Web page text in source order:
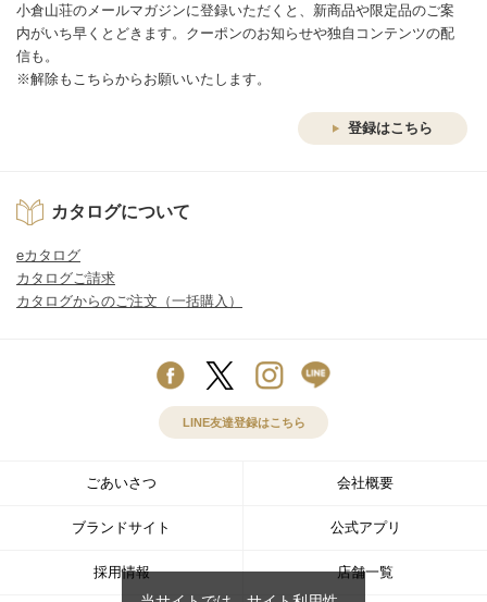
小倉山荘のメールマガジンに登録いただくと、新商品や限定品のご案
内がいち早くとどきます。クーポンのお知らせや独自コンテンツの配
信も。
※解除もこちらからお願いいたします。
登録はこちら
カタログについて
eカタログ
カタログご請求
カタログからのご注文（一括購入）
LINE友達登録はこちら
ごあいさつ 会社概要
ブランドサイト 公式アプリ
採用情報 店舗一覧